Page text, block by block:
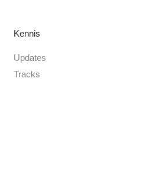
Kennis
Updates
Tracks